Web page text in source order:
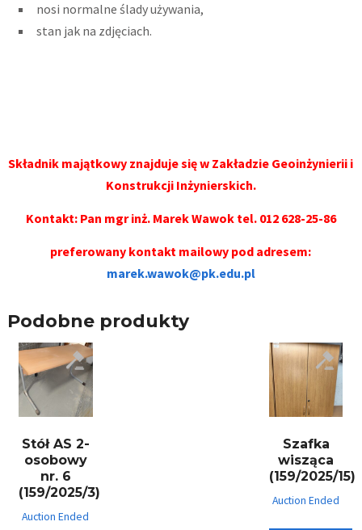
nosi normalne ślady używania,
stan jak na zdjęciach.
Składnik majątkowy znajduje się w Zakładzie Geoinżynierii i
Konstrukcji Inżynierskich.
Kontakt: Pan mgr inż. Marek Wawok tel. 012 628-25-86
preferowany kontakt mailowy pod adresem:
marek.wawok@pk.edu.pl
Podobne produkty
Stół AS 2-
osobowy
nr. 6
(159/2025/3)
Auction Ended
Szafka
wisząca
(159/2025/15)
Auction Ended